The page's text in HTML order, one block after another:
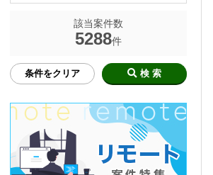
該当案件数
5288件
条件をクリア 検 索